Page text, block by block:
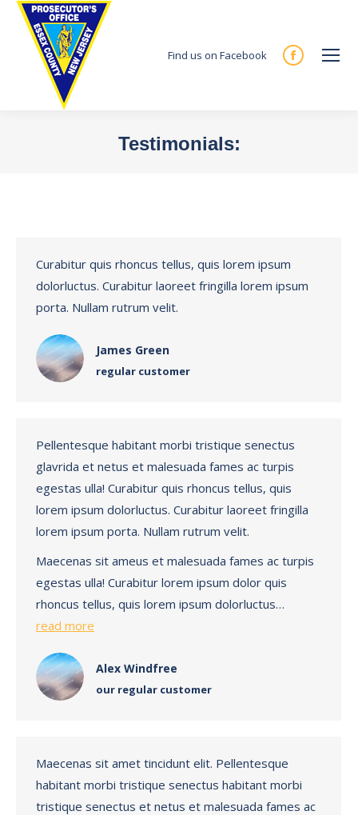
Find us on Facebook
Facebook
Testimonials:
Curabitur quis rhoncus tellus, quis lorem ipsum
dolorluctus. Curabitur laoreet fringilla lorem ipsum
porta. Nullam rutrum velit.
James Green
regular customer
Pellentesque habitant morbi tristique senectus
glavrida et netus et malesuada fames ac turpis
egestas ulla! Curabitur quis rhoncus tellus, quis
lorem ipsum dolorluctus. Curabitur laoreet fringilla
lorem ipsum porta. Nullam rutrum velit.
Maecenas sit ameus et malesuada fames ac turpis
egestas ulla! Curabitur lorem ipsum dolor quis
rhoncus tellus, quis lorem ipsum dolorluctus…
read more
Alex Windfree
our regular customer
Maecenas sit amet tincidunt elit. Pellentesque
habitant morbi tristique senectus habitant morbi
tristique senectus et netus et malesuada fames ac